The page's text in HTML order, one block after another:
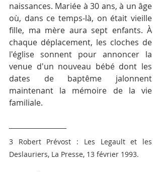
naissances. Mariée à 30 ans, à un âge
où, dans ce temps-là, on était vieille
fille, ma mère aura sept enfants. À
chaque déplacement, les cloches de
l'église sonnent pour annoncer la
venue d'un nouveau bébé dont les
dates de baptême jalonnent
maintenant la mémoire de la vie
familiale.
3 Robert Prévost : Les Legault et les
Deslauriers, La Presse, 13 février 1993.